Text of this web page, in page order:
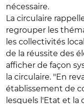
nécessaire.
La circulaire
regrouper les
les collectivités
de la réussite des
afficher de façon
la circulaire. "En
établissement de
lesquels l'Etat et